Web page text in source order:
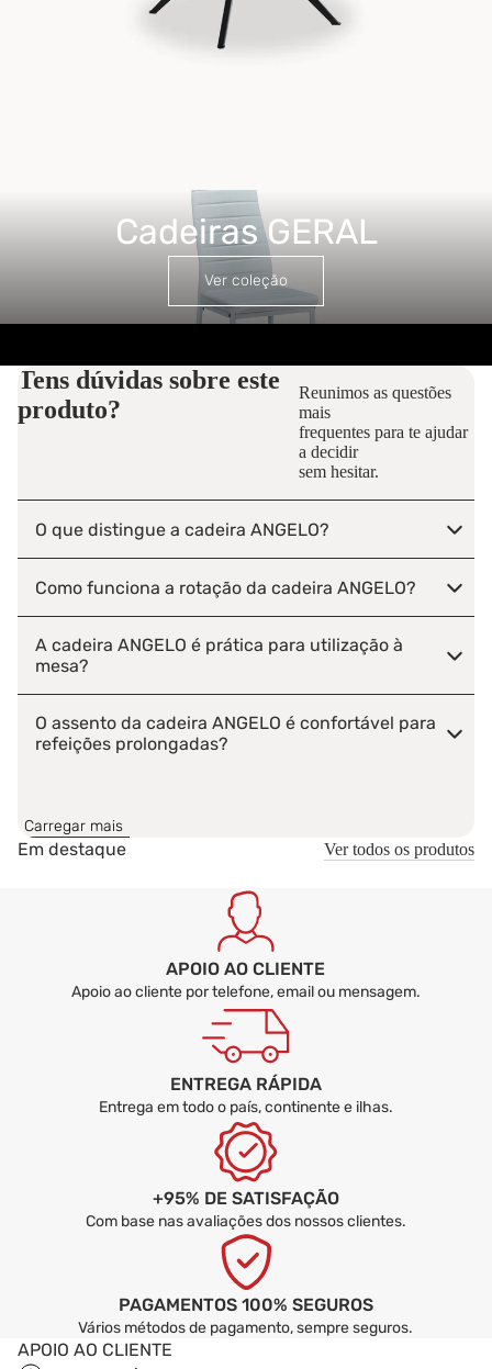
Cadeiras GERAL
Ver coleção
Tens dúvidas sobre este
produto?
Reunimos as questões
mais
frequentes para te ajudar
a decidir
sem hesitar.
O que distingue a cadeira ANGELO?
Como funciona a rotação da cadeira ANGELO?
A cadeira ANGELO é prática para utilização à
mesa?
O assento da cadeira ANGELO é confortável para
refeições prolongadas?
bom estado?
Carregar mais
Em destaque Ver todos os produtos
APOIO AO CLIENTE
Apoio ao cliente por telefone, email ou mensagem.
ENTREGA RÁPIDA
Entrega em todo o país, continente e ilhas.
+95% DE SATISFAÇÃO
Com base nas avaliações dos nossos clientes.
PAGAMENTOS 100% SEGUROS
Vários métodos de pagamento, sempre seguros.
APOIO AO CLIENTE